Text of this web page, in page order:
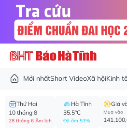
Mới nhấtShort VideoXã hộiKinh
Thứ Hai
10 tháng 8
28 tháng 6 Âm lịch
Hà Tĩnh
35.5°C
Độ ẩm 53%
Giá
Mua vào